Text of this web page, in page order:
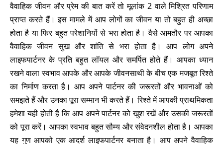
वैवाहिक जीवन और प्रेम की बात करें तो मूलांक 2 वाले मिश्रित परिणाम
प्राप्त करते हैं। इस मामले में आप लोगों का जीवन या तो बहुत ही अच्छा
होता है या फिर बहुत परेशानियों से भरा होता है। वैसे आमतौर पर आपका
वैवाहिक जीवन सुख और शांति से भरा होता है। आप लोग अपने
लाइफपार्टनर के प्रति बहुत लॉयल और समर्पित होते हैं। आपका ध्यान
रखने वाला स्वभाव आपके और आपके जीवनसाथी के बीच एक मजबूत रिश्ते
का निर्माण करता है। आप अपने पार्टनर की जरूरतों और भावनाओं को
समझते हैं और उनका पूरा सम्मान भी करते हैं। रिश्ते में आपकी प्राथमिकता
हमेशा यही होती है कि आप अपने पार्टनर को खुश रखें और उसकी जरूरतों
को पूरा करें। आपका स्वभाव बहुत सौम्य और संवेदनशील होता है। आपका
यह गुण आपको एक आदर्श लाइफपार्टनर बनाता है। आप अपने वैवाहिक